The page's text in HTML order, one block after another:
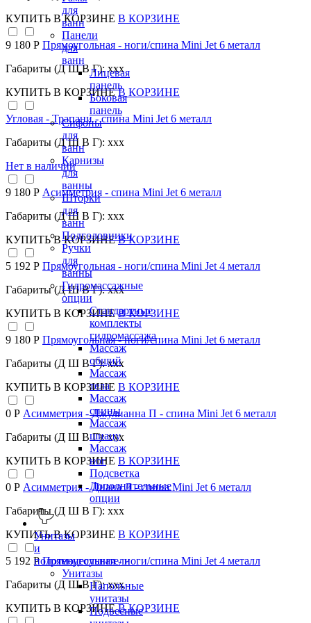
для
ванн
Панели
для
ванн
Лицевая
панель
Боковая
панель
Сифоны
для
ванн
Карнизы
для
ванны
Шторки
для
ванн
Подголовники
Ручки
для
ванны
Гидромассажные
опции
Стандартные
комплекты
гидромассажа
Массаж
общий
Массаж
тела
Массаж
спины
Массаж
шиацу
Массаж
ног
Подсветка
Дополнительные
опции
Унитазы
и
полотенцесушители
Унитазы
Напольные
унитазы
Подвесные
КУПИТЬ В КОРЗИНЕ В КОРЗИНЕ
9 180 Р Прямоугольная - ноги/спина Mini Jet 6 металл
Габариты (Д Ш В Г): xxx
КУПИТЬ В КОРЗИНЕ В КОРЗИНЕ
Угловая - Трапани - спина Mini Jet 6 металл
Габариты (Д Ш В Г): xxx
Нет в наличии
9 180 Р Асимметрия - спина Mini Jet 6 металл
Габариты (Д Ш В Г): xxx
КУПИТЬ В КОРЗИНЕ В КОРЗИНЕ
5 192 Р Прямоугольная - ноги/спина Mini Jet 4 металл
Габариты (Д Ш В Г): xxx
КУПИТЬ В КОРЗИНЕ В КОРЗИНЕ
9 180 Р Прямоугольная - ноги/спина Mini Jet 6 металл
Габариты (Д Ш В Г): xxx
КУПИТЬ В КОРЗИНЕ В КОРЗИНЕ
0 Р Асимметрия - Джулианна П - спина Mini Jet 6 металл
Габариты (Д Ш В Г): xxx
КУПИТЬ В КОРЗИНЕ В КОРЗИНЕ
0 Р Асимметрия - Диана Л - спина Mini Jet 6 металл
Габариты (Д Ш В Г): xxx
КУПИТЬ В КОРЗИНЕ В КОРЗИНЕ
5 192 РПрямоугольная - ноги/спина Mini Jet 4 металл
Габариты (Д Ш В Г): xxx
КУПИТЬ В КОРЗИНЕ В КОРЗИНЕ